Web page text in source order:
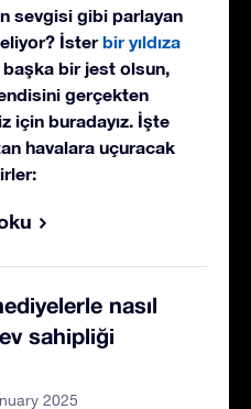
sevgisi gibi parlayan
İsterbir yıldıza
başka bir jest olsun,
gerçekten
için buradayız. İşte
havalara uçuracak
nasıl
sahipliği
2025